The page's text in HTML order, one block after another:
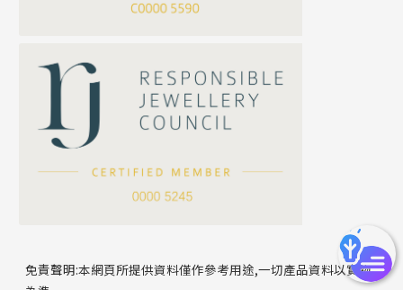
公司名稱
聯絡電話
免責聲明:本網頁所提供資料僅作參考用途,一切產品資料以實物